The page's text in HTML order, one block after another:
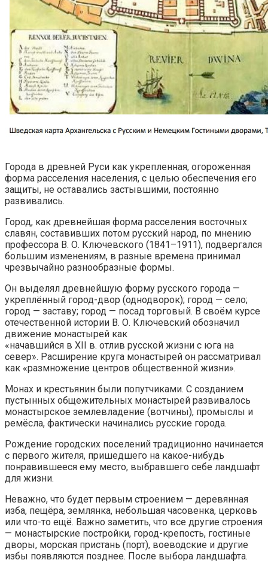
Города в древней Руси как укрепленная, огороженная
форма расселения населения, с целью обеспечения его
защиты, не оставались застывшими, постоянно
развивались.
Город, как древнейшая форма расселения восточных
славян, составивших потом русский народ, по мнению
профессора В. О. Ключевского (1841–1911), подвергался
большим изменениям, в разные времена принимал
чрезвычайно разнообразные формы.
Он выделял древнейшую форму русского города —
укреплённый город-двор (однодворок); город — село;
город — заставу; город — посад торговый. В своём курсе
отечественной истории В. О. Ключевский обозначил
движение монастырей как
«начавшийся в ХII в. отлив русской жизни с юга на
север». Расширение круга монастырей он рассматривал
как «размножение центров общественной жизни».
Монах и крестьянин были попутчиками. С созданием
пустынных общежительных монастырей развивалось
монастырское землевладение (вотчины), промыслы и
ремёсла, фактически начинались русские города.
Рождение городских поселений традиционно начинается
с первого жителя, пришедшего на какое-нибудь
понравившееся ему место, выбравшего себе ландшафт
для жизни.
Неважно, что будет первым строением — деревянная
изба, пещёра, землянка, небольшая часовенка, церковь
или что-то ещё. Важно заметить, что все другие строения
— монастырские постройки, город-крепость, гостиные
дворы, морская пристань (порт), воеводские и другие
избы появляются позднее. После выбора ландшафта.